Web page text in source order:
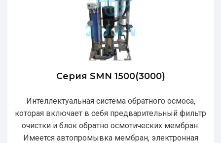
Серия SMN 1500(3000)
Интеллектуальная система обратного осмоса,
которая включает в себя предварительный фильтр
очистки и блок обратно осмотических мембран.
Имеется автопромывка мембран, электронная